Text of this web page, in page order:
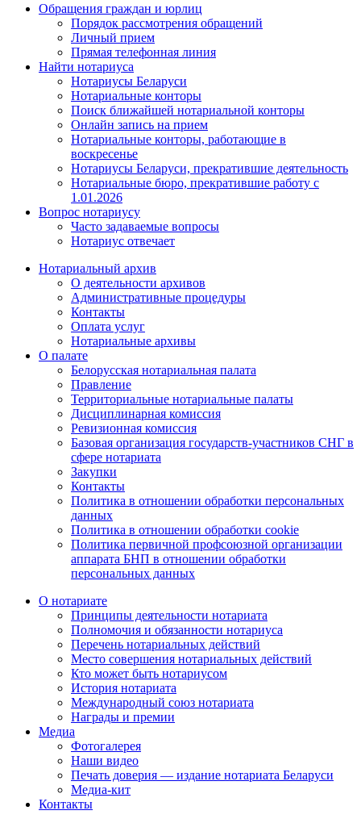
Обращения граждан и юрлиц
Порядок рассмотрения обращений
Личный прием
Прямая телефонная линия
Найти нотариуса
Нотариусы Беларуси
Нотариальные конторы
Поиск ближайшей нотариальной конторы
Онлайн запись на прием
Нотариальные конторы, работающие в
воскресенье
Нотариусы Беларуси, прекратившие деятельность
Нотариальные бюро, прекратившие работу с
1.01.2026
Вопрос нотариусу
Часто задаваемые вопросы
Нотариус отвечает
Нотариальный архив
О деятельности архивов
Административные процедуры
Контакты
Оплата услуг
Нотариальные архивы
О палате
Белорусская нотариальная палата
Правление
Территориальные нотариальные палаты
Дисциплинарная комиссия
Ревизионная комиссия
Базовая организация государств-участников СНГ в
сфере нотариата
Закупки
Контакты
Политика в отношении обработки персональных
данных
Политика в отношении обработки cookie
Политика первичной профсоюзной организации
аппарата БНП в отношении обработки
персональных данных
О нотариате
Принципы деятельности нотариата
Полномочия и обязанности нотариуса
Перечень нотариальных действий
Место совершения нотариальных действий
Кто может быть нотариусом
История нотариата
Международный союз нотариата
Награды и премии
Медиа
Фотогалерея
Наши видео
Печать доверия — издание нотариата Беларуси
Медиа-кит
Контакты